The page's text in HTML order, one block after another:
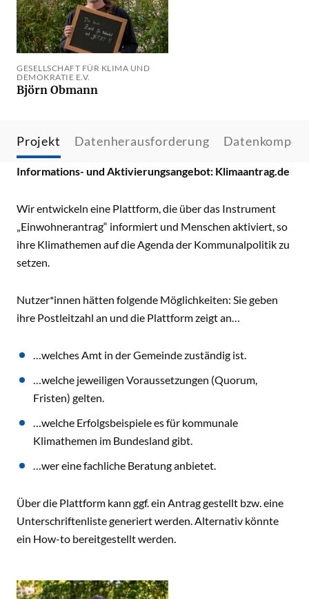
GESELLSCHAFT FÜR KLIMA UND
DEMOKRATIE E.V.
Björn Obmann
Projekt Datenherausforderung
Informations- und Aktivierungsangebot: Klimaantrag.de
Wir entwickeln eine Plattform, die über das Instrument
„Einwohnerantrag“ informiert und Menschen aktiviert, so
ihre Klimathemen auf die Agenda der Kommunalpolitik zu
setzen.
Nutzer*innen hätten folgende Möglichkeiten: Sie geben
ihre Postleitzahl an und die Plattform zeigt an…
…welches Amt in der Gemeinde zuständig ist.
…welche jeweiligen Voraussetzungen (Quorum,
Fristen) gelten.
…welche Erfolgsbeispiele es für kommunale
Klimathemen im Bundesland gibt.
…wer eine fachliche Beratung anbietet.
Über die Plattform kann ggf. ein Antrag gestellt bzw. eine
Unterschriftenliste generiert werden. Alternativ könnte
ein How-to bereitgestellt werden.